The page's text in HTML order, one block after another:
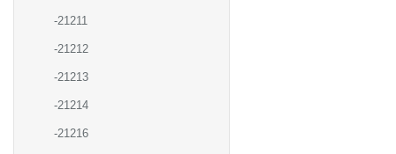
-21211
-21212
-21213
-21214
-21216